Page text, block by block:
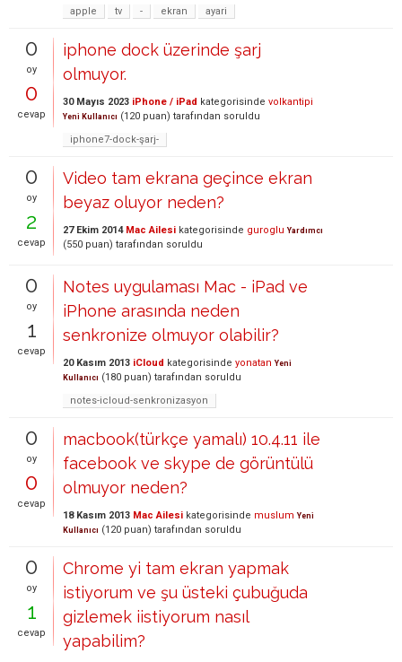
apple
tv - ekran ayari
0
oy
0
cevap
iphone dock üzerinde şarj
olmuyor.
30 Mayıs 2023 iPhone / iPad kategorisinde volkantipi
Yeni Kullanıcı (120 puan) tarafından soruldu
iphone7-dock-şarj-
0
oy
2
cevap
Video tam ekrana geçince ekran
beyaz oluyor neden?
27 Ekim 2014 Mac Ailesi kategorisinde guroglu Yardımcı
(550 puan) tarafından soruldu
0
oy
1
cevap
Notes uygulaması Mac - iPad ve
iPhone arasında neden
senkronize olmuyor olabilir?
20 Kasım 2013 iCloud kategorisinde yonatan Yeni
Kullanıcı (180 puan) tarafından soruldu
notes-icloud-senkronizasyon
0
oy
0
cevap
macbook(türkçe yamalı) 10.4.11 ile
facebook ve skype de görüntülü
olmuyor neden?
18 Kasım 2013 Mac Ailesi kategorisinde muslum Yeni
Kullanıcı (120 puan) tarafından soruldu
0
oy
1
cevap
Chrome yi tam ekran yapmak
istiyorum ve şu üsteki çubuğuda
gizlemek iistiyorum nasıl
yapabilim?